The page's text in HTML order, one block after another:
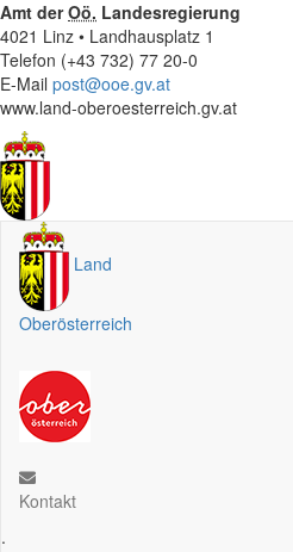
Amt derOö. Landesregierung
4021 Linz • Landhausplatz 1
Telefon (+43 732) 77 20-0
E-Mail post@ooe.gv.at
www.land-oberoesterreich.gv.at
Land
Oberösterreich
Kontakt
.